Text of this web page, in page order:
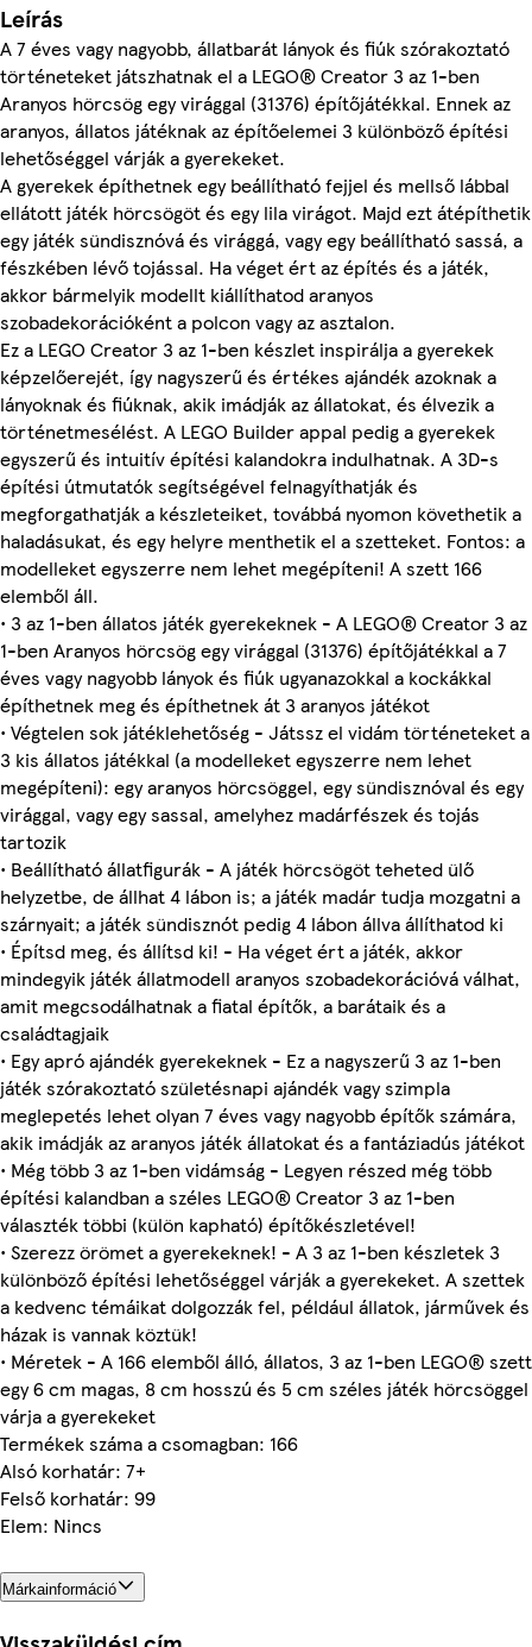
Leírás
A 7 éves vagy nagyobb, állatbarát lányok és fiúk szórakoztató
történeteket játszhatnak el a LEGO® Creator 3 az 1-ben
Aranyos hörcsög egy virággal (31376) építőjátékkal. Ennek az
aranyos, állatos játéknak az építőelemei 3 különböző építési
lehetőséggel várják a gyerekeket.
A gyerekek építhetnek egy beállítható fejjel és mellső lábbal
ellátott játék hörcsögöt és egy lila virágot. Majd ezt átépíthetik
egy játék sündisznóvá és virággá, vagy egy beállítható sassá, a
fészkében lévő tojással. Ha véget ért az építés és a játék,
akkor bármelyik modellt kiállíthatod aranyos
szobadekorációként a polcon vagy az asztalon.
Ez a LEGO Creator 3 az 1-ben készlet inspirálja a gyerekek
képzelőerejét, így nagyszerű és értékes ajándék azoknak a
lányoknak és fiúknak, akik imádják az állatokat, és élvezik a
történetmesélést. A LEGO Builder appal pedig a gyerekek
egyszerű és intuitív építési kalandokra indulhatnak. A 3D-s
építési útmutatók segítségével felnagyíthatják és
megforgathatják a készleteiket, továbbá nyomon követhetik a
haladásukat, és egy helyre menthetik el a szetteket. Fontos: a
modelleket egyszerre nem lehet megépíteni! A szett 166
elemből áll.
• 3 az 1-ben állatos játék gyerekeknek - A LEGO® Creator 3 az
1-ben Aranyos hörcsög egy virággal (31376) építőjátékkal a 7
éves vagy nagyobb lányok és fiúk ugyanazokkal a kockákkal
építhetnek meg és építhetnek át 3 aranyos játékot
• Végtelen sok játéklehetőség - Játssz el vidám történeteket a
3 kis állatos játékkal (a modelleket egyszerre nem lehet
megépíteni): egy aranyos hörcsöggel, egy sündisznóval és egy
virággal, vagy egy sassal, amelyhez madárfészek és tojás
tartozik
• Beállítható állatfigurák - A játék hörcsögöt teheted ülő
helyzetbe, de állhat 4 lábon is; a játék madár tudja mozgatni a
szárnyait; a játék sündisznót pedig 4 lábon állva állíthatod ki
• Építsd meg, és állítsd ki! - Ha véget ért a játék, akkor
mindegyik játék állatmodell aranyos szobadekorációvá válhat,
amit megcsodálhatnak a fiatal építők, a barátaik és a
családtagjaik
• Egy apró ajándék gyerekeknek - Ez a nagyszerű 3 az 1-ben
játék szórakoztató születésnapi ajándék vagy szimpla
meglepetés lehet olyan 7 éves vagy nagyobb építők számára,
akik imádják az aranyos játék állatokat és a fantáziadús játékot
• Még több 3 az 1-ben vidámság - Legyen részed még több
építési kalandban a széles LEGO® Creator 3 az 1-ben
választék többi (külön kapható) építőkészletével!
• Szerezz örömet a gyerekeknek! - A 3 az 1-ben készletek 3
különböző építési lehetőséggel várják a gyerekeket. A szettek
a kedvenc témáikat dolgozzák fel, például állatok, járművek és
házak is vannak köztük!
• Méretek - A 166 elemből álló, állatos, 3 az 1-ben LEGO® szett
egy 6 cm magas, 8 cm hosszú és 5 cm széles játék hörcsöggel
várja a gyerekeket
Termékek száma a csomagban: 166
Alsó korhatár: 7+
Felső korhatár: 99
Elem: Nincs
Márkainformáció